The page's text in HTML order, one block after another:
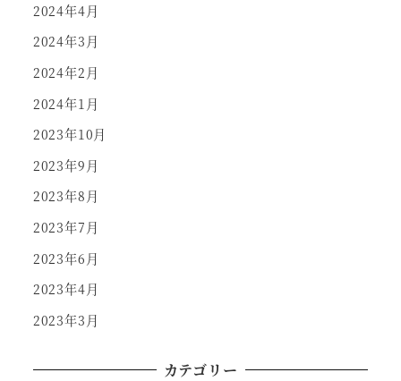
2024年4月
2024年3月
2024年2月
2024年1月
2023年10月
2023年9月
2023年8月
2023年7月
2023年6月
2023年4月
2023年3月
カテゴリー